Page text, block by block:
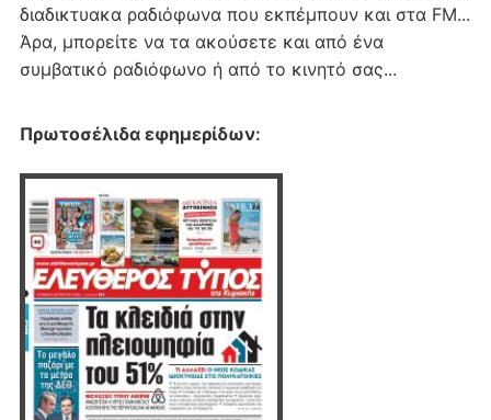
διαδικτυακα ραδιόφωνα που εκπέμπουν και στα FM...
Άρα, μπορείτε να τα ακούσετε και από ένα
συμβατικό ραδιόφωνο ή από το κινητό σας...
Πρωτοσέλιδα εφημερίδων: